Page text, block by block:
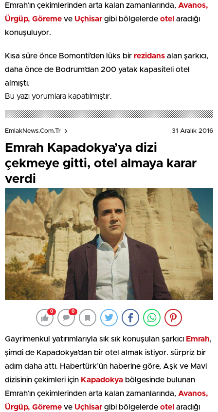
Emrah’ın çekimlerinden arta kalan zamanlarında, Avanos,
Ürgüp, Göreme ve Uçhisar gibi bölgelerde otel aradığı
konuşuluyor.
Kısa süre önce Bomonti’den lüks bir rezidans alan şarkıcı,
daha önce de Bodrum’dan 200 yatak kapasiteli otel
almıştı.
Bu yazı yorumlara kapatılmıştır.
EmlakNews.com.tr 31 Aralık 2016
Emrah Kapadokya’ya dizi
çekmeye gitti, otel almaya karar
verdi
0 0
Gayrimenkul yatırımlarıyla sık sık konuşulan şarkıcı Emrah,
şimdi de Kapadokya’dan bir otel almak istiyor. sürpriz bir
adım daha attı. Habertürk’ün haberine göre, Aşk ve Mavi
dizisinin çekimleri için Kapadokya bölgesinde bulunan
Emrah’ın çekimlerinden arta kalan zamanlarında, Avanos,
Ürgüp, Göreme ve Uçhisar gibi bölgelerde otel aradığı